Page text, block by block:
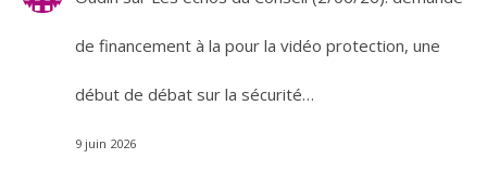
de financement à la pour la vidéo protection, une
début de débat sur la sécurité…
9 juin 2026